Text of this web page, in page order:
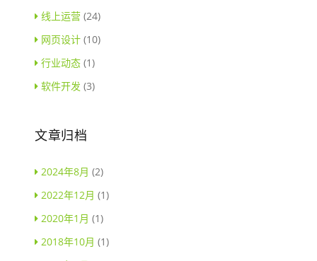
线上运营 (24)
网页设计 (10)
行业动态 (1)
软件开发 (3)
文章归档
2024年8月 (2)
2022年12月 (1)
2020年1月 (1)
2018年10月 (1)